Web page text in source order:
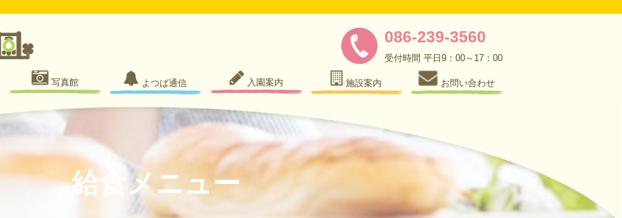
086-239-3560
受付時間 平日9：00～17：00
写真館 よつば通信 入園案内 施設案内 お問い合わせ
給食メニュー